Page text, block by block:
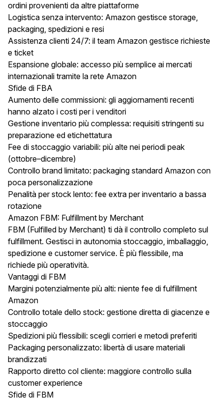
ordini provenienti da altre piattaforme
Logistica senza intervento: Amazon gestisce storage,
packaging, spedizioni e resi
Assistenza clienti 24/7: il team Amazon gestisce richieste
e ticket
Espansione globale: accesso più semplice ai mercati
internazionali tramite la rete Amazon
Sfide di FBA
Aumento delle commissioni: gli aggiornamenti recenti
hanno alzato i costi per i venditori
Gestione inventario più complessa: requisiti stringenti su
preparazione ed etichettatura
Fee di stoccaggio variabili: più alte nei periodi peak
(ottobre–dicembre)
Controllo brand limitato: packaging standard Amazon con
poca personalizzazione
Penalità per stock lento: fee extra per inventario a bassa
rotazione
Amazon FBM: Fulfillment by Merchant
FBM (Fulfilled by Merchant) ti dà il controllo completo sul
fulfillment. Gestisci in autonomia stoccaggio, imballaggio,
spedizione e customer service. È più flessibile, ma
richiede più operatività.
Vantaggi di FBM
Margini potenzialmente più alti: niente fee di fulfillment
Amazon
Controllo totale dello stock: gestione diretta di giacenze e
stoccaggio
Spedizioni più flessibili: scegli corrieri e metodi preferiti
Packaging personalizzato: libertà di usare materiali
brandizzati
Rapporto diretto col cliente: maggiore controllo sulla
customer experience
Sfide di FBM